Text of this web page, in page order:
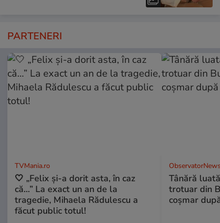
PARTENERI
TVMania.ro
🤍 „Felix și-a dorit asta, în caz
că…” La exact un an de la
tragedie, Mihaela Rădulescu a
făcut public totul!
Tânără
trotuar din
coşmar